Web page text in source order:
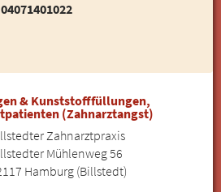
04071401022
& Kunststofffüllungen,
(Zahnarztangst)
Zahnarztpraxis
Mühlenweg 56
Hamburg (Billstedt)